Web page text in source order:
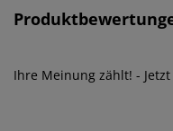
Ihre Meinung zählt! -